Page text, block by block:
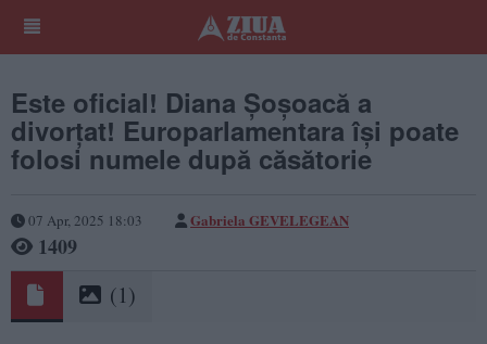
Este oficial! Diana Șoșoacă a
divorțat! Europarlamentara își poate
folosi numele după căsătorie
07 Apr, 2025 18:03 Gabriela GEVELEGEAN
1409
(1)